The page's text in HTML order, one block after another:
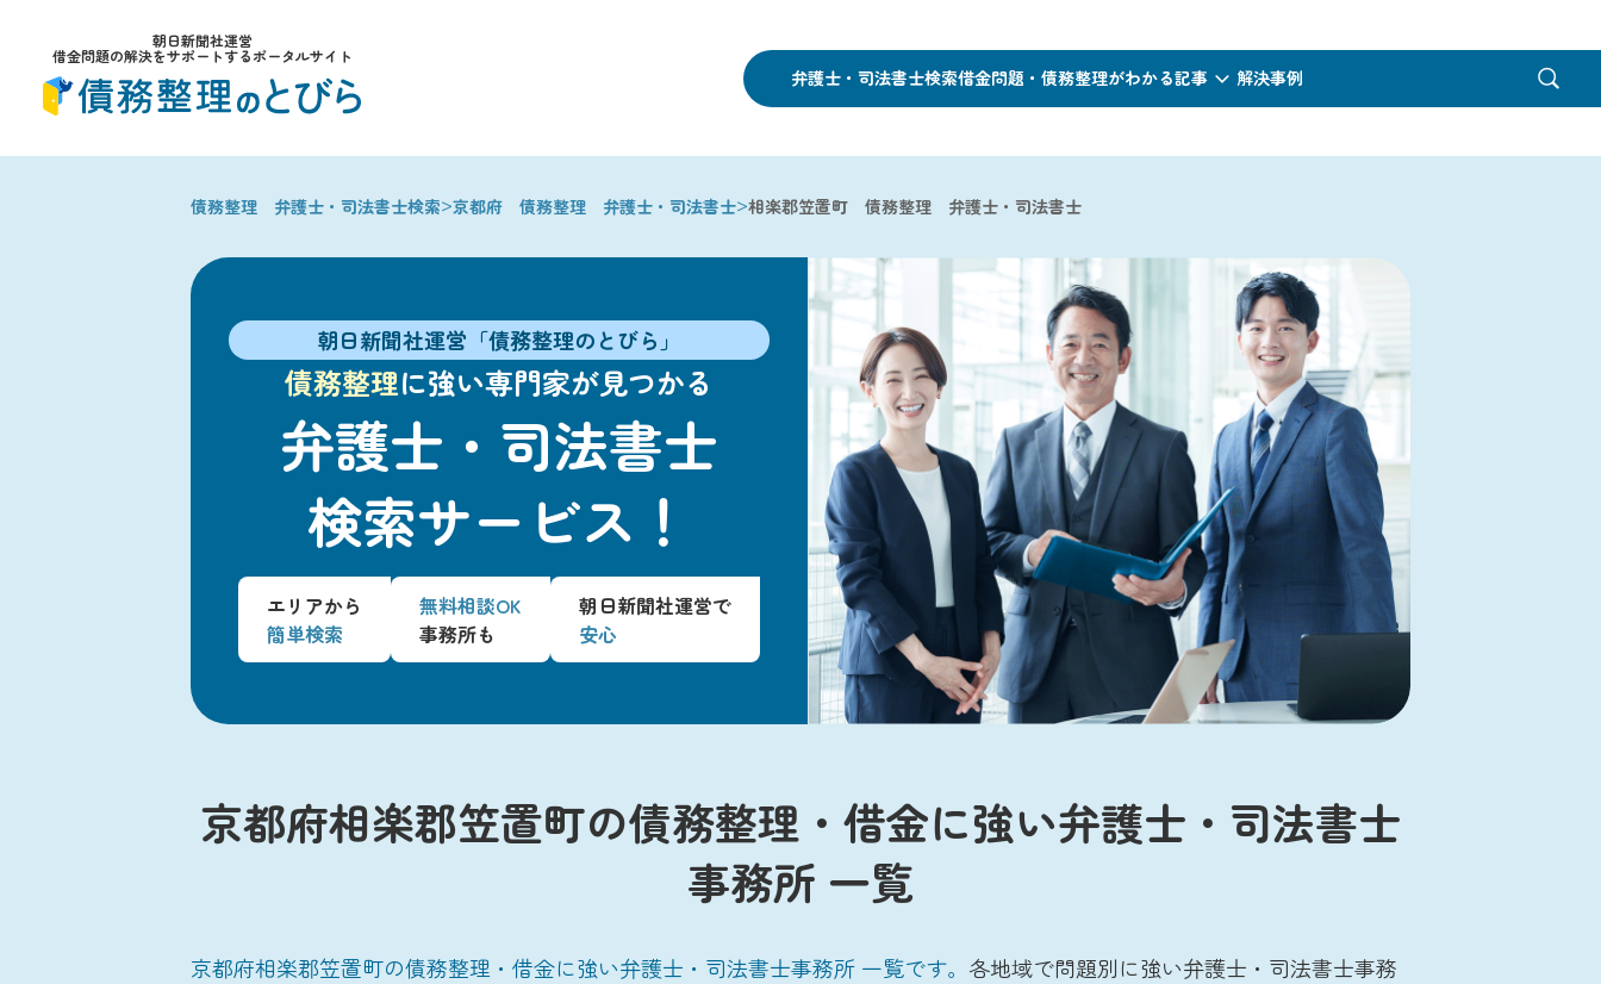
朝日新聞社運営
借金問題の解決をサポートするポータルサイト
弁護士・司法書士検索借金問題・債務整理がわかる記事 解決事例
債務整理 弁護士・司法書士検索>京都府 債務整理 弁護士・司法書士>相楽郡笠置町 債務整理 弁護士・司法書士
朝日新聞社運営「債務整理のとびら」
債務整理に強い専門家が見つかる
弁護士・司法書士
検索サービス！
エリアから
簡単検索
無料相談OK
事務所も
朝日新聞社運営で
安心
京都府相楽郡笠置町の債務整理・借金に強い弁護士・司法書士
事務所 一覧
京都府相楽郡笠置町の債務整理・借金に強い弁護士・司法書士事務所 一覧です。 各地域で問題別に強い弁護士・司法書士事務